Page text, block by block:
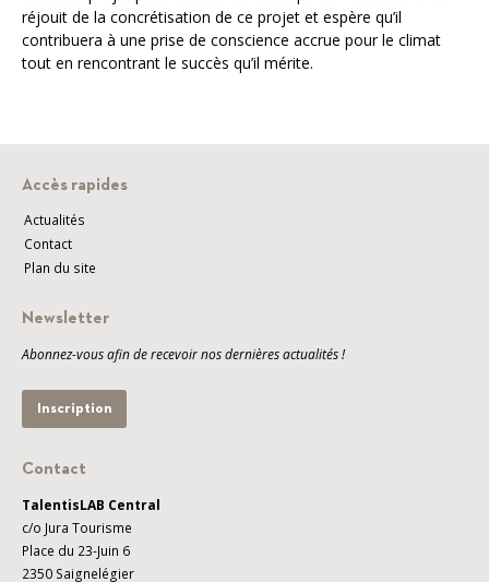
réjouit de la concrétisation de ce projet et espère qu’il
contribuera à une prise de conscience accrue pour le climat
tout en rencontrant le succès qu’il mérite.
Accès rapides
Actualités
Contact
Plan du site
Newsletter
Abonnez-vous afin de recevoir nos dernières actualités !
Inscription
Contact
TalentisLAB Central
c/o Jura Tourisme
Place du 23-Juin 6
2350 Saignelégier